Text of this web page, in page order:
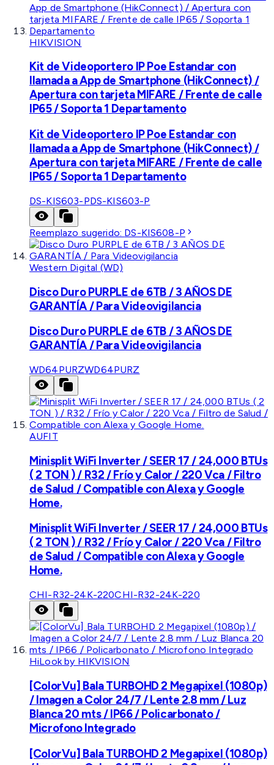
HIKVISION
Kit de Videoportero IP Poe Estandar con
llamada a App de Smartphone (HikConnect) /
Apertura con tarjeta MIFARE / Frente de calle
IP65 / Soporta 1 Departamento
Kit de Videoportero IP Poe Estandar con
llamada a App de Smartphone (HikConnect) /
Apertura con tarjeta MIFARE / Frente de calle
IP65 / Soporta 1 Departamento
DS-KIS603-PDS-KIS603-P
Reemplazo sugerido: DS-KIS608-P
Western Digital (WD)
Disco Duro PURPLE de 6TB / 3 AÑOS DE
GARANTÍA / Para Videovigilancia
Disco Duro PURPLE de 6TB / 3 AÑOS DE
GARANTÍA / Para Videovigilancia
WD64PURZWD64PURZ
AUFIT
Minisplit WiFi Inverter / SEER 17 / 24,000 BTUs
( 2 TON ) / R32 / Frío y Calor / 220 Vca / Filtro
de Salud / Compatible con Alexa y Google
Home.
Minisplit WiFi Inverter / SEER 17 / 24,000 BTUs
( 2 TON ) / R32 / Frío y Calor / 220 Vca / Filtro
de Salud / Compatible con Alexa y Google
Home.
CHI-R32-24K-220CHI-R32-24K-220
HiLook by HIKVISION
[ColorVu] Bala TURBOHD 2 Megapixel (1080p)
/ Imagen a Color 24/7 / Lente 2.8 mm / Luz
Blanca 20 mts / IP66 / Policarbonato /
Microfono Integrado
[ColorVu] Bala TURBOHD 2 Megapixel (1080p)